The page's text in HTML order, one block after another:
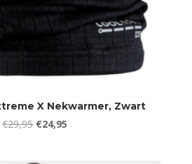
X Nekwarmer, Zwart
€29,95 Oorspronkelijke
€24,95